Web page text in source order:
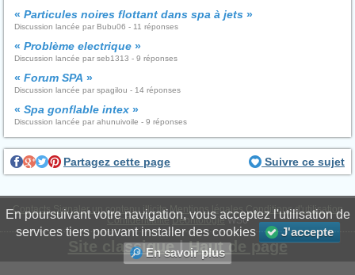
« Particules noires flottant dans spa à jets »
Discussion lancée par Bubu06 - 11 réponses
« Problème electrique »
Discussion lancée par seb1313 - 9 réponses
« Forum SPA »
Discussion lancée par spagilou - 14 réponses
« Spa gonflable intex »
Discussion lancée par ahunuivoile - 9 réponses
Partagez cette page Suivre ce sujet
Contacts Signaler un contenu illicite Mentions légales Conditions d'utilisation
Confidentialité DéontologieWS6
Site classique|Haut de page
En poursuivant votre navigation, vous acceptez l'utilisation de
services tiers pouvant installer des cookies
J'accepte
En savoir plus